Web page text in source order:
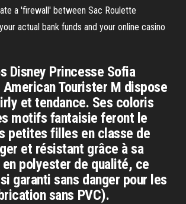
a 'firewall' between Sac Roulette
actual bank funds and your online casino
Disney Princesse Sofia
American Tourister M dispose
et tendance. Ses coloris
motifs fantaisie feront le
petites filles en classe de
et résistant grâce à sa
polyester de qualité, ce
garanti sans danger pour les
sans PVC).